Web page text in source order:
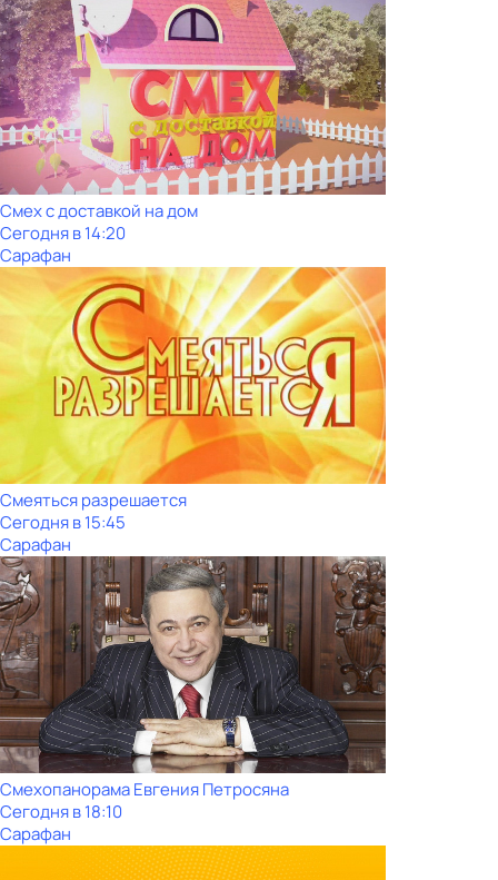
Смех с доставкой на дом
Сегодня в 14:20
Сарафан
Смеяться разрешается
Сегодня в 15:45
Сарафан
Смехопанорама Евгения Петросяна
Сегодня в 18:10
Сарафан